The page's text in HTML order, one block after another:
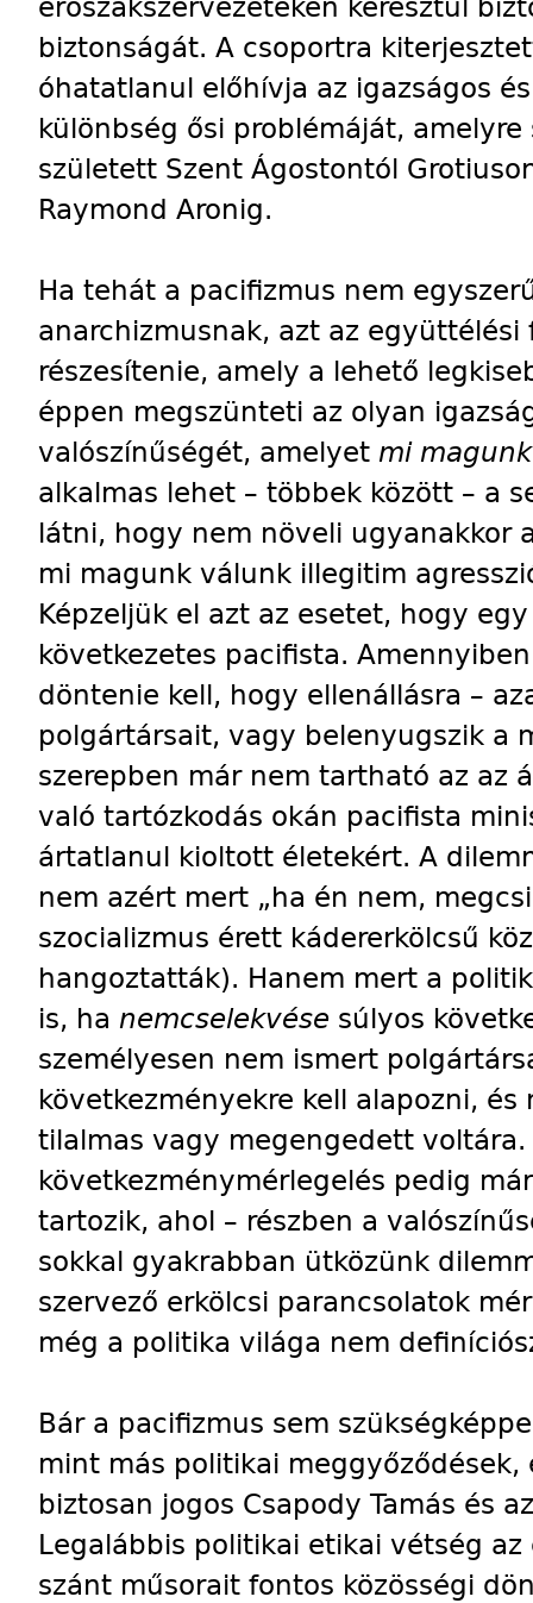
biztonságát. A csoportra
óhatatlanul előhívja az igazságos
különbség ősi problémáját,
született Szent Ágostontól
Raymond Aronig.
Ha tehát a pacifizmus nem
anarchizmusnak, azt az
részesítenie, amely a lehető
éppen megszünteti az olyan
valószínűségét, amelyet mi magunk
alkalmas lehet – többek között – a
látni, hogy nem növeli ugyanakkor
mi magunk válunk illegitim
Képzeljük el azt az esetet, hogy
következetes pacifista.
döntenie kell, hogy ellenállásra –
polgártársait, vagy belenyugszik a
szerepben már nem tartható az az
való tartózkodás okán pacifista
ártatlanul kioltott életekért. A
nem azért mert „ha én nem,
szocializmus érett kádererkölcsű
hangoztatták). Hanem mert a
is, ha nemcselekvése súlyos
személyesen nem ismert
következményekre kell alapozni,
tilalmas vagy megengedett voltára.
következménymérlegelés pedig
tartozik, ahol – részben a
sokkal gyakrabban ütközünk
szervező erkölcsi parancsolatok
még a politika világa nem
Bár a pacifizmus sem
mint más politikai
biztosan jogos Csapody Tamás és
Legalábbis politikai etikai vétség
szánt műsorait fontos közösségi